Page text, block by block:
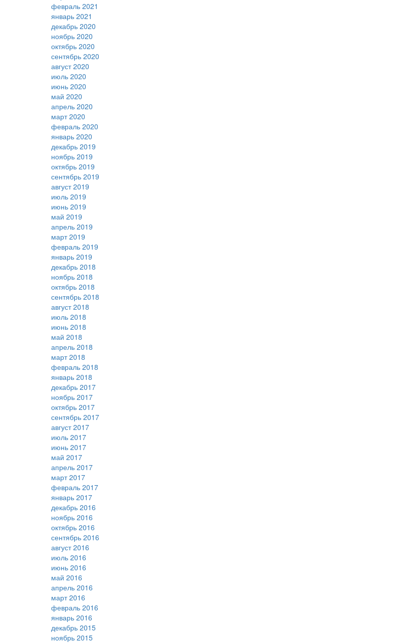
февраль 2021
январь 2021
декабрь 2020
ноябрь 2020
октябрь 2020
сентябрь 2020
август 2020
июль 2020
июнь 2020
май 2020
апрель 2020
март 2020
февраль 2020
январь 2020
декабрь 2019
ноябрь 2019
октябрь 2019
сентябрь 2019
август 2019
июль 2019
июнь 2019
май 2019
апрель 2019
март 2019
февраль 2019
январь 2019
декабрь 2018
ноябрь 2018
октябрь 2018
сентябрь 2018
август 2018
июль 2018
июнь 2018
май 2018
апрель 2018
март 2018
февраль 2018
январь 2018
декабрь 2017
ноябрь 2017
октябрь 2017
сентябрь 2017
август 2017
июль 2017
июнь 2017
май 2017
апрель 2017
март 2017
февраль 2017
январь 2017
декабрь 2016
ноябрь 2016
октябрь 2016
сентябрь 2016
август 2016
июль 2016
июнь 2016
май 2016
апрель 2016
март 2016
февраль 2016
январь 2016
декабрь 2015
ноябрь 2015